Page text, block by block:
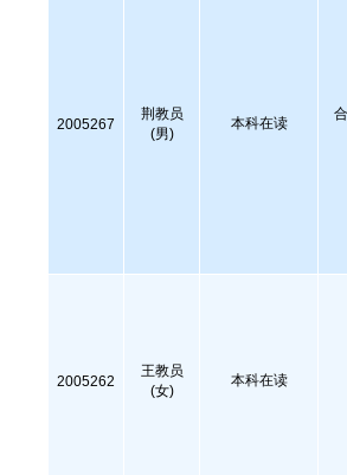
2005267
荆教员
(男)
本科在读
2005262
王教员
(女)
本科在读